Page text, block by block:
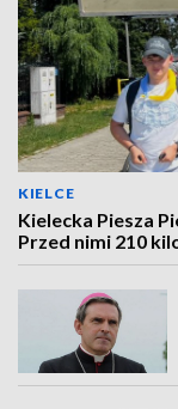
KIELCE
Kielecka Piesza
Przed nimi 210